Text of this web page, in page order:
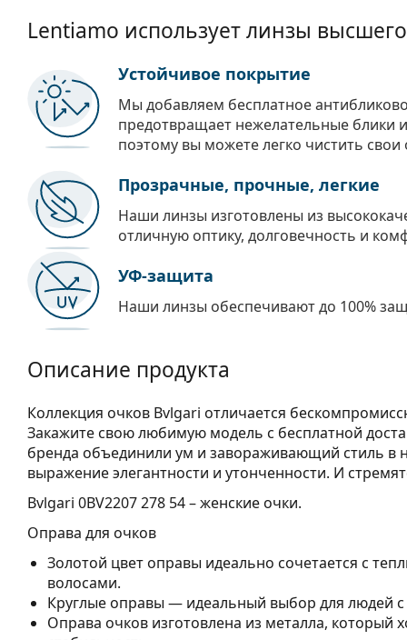
Lentiamo использует линзы высшего
Устойчивое покрытие
Мы добавляем бесплатное
предотвращает нежелательные блики
поэтому вы можете легко чистить свои
Прозрачные, прочные, легкие
Наши линзы изготовлены из
отличную оптику, долговечность и
УФ-защита
Наши линзы обеспечивают до 100%
Описание продукта
Коллекция очков Bvlgari отличается
Закажите свою любимую модель с бесплатной
бренда объединили ум и завораживающий стиль
выражение элегантности и утонченности. И
Bvlgari 0BV2207 278 54– женские очки.
Оправа для очков
Золотой цвет оправы идеально сочетается с
волосами.
Круглые оправы — идеальный выбор для людей
Оправа очков изготовлена из металла,